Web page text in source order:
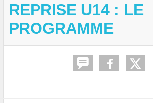
REPRISE U14 : LE
PROGRAMME